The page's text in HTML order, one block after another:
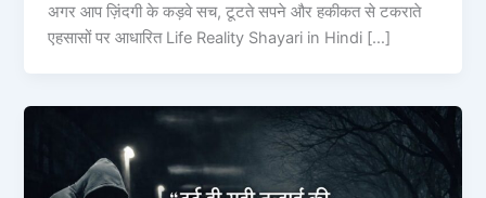
अगर आप ज़िंदगी के कड़वे सच, टूटते सपने और हकीकत से टकराते
एहसासों पर आधारित Life Reality Shayari in Hindi […]